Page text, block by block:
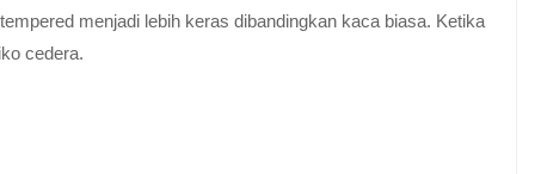
menjadi lebih keras dibandingkan kaca biasa. Ketika
cedera.